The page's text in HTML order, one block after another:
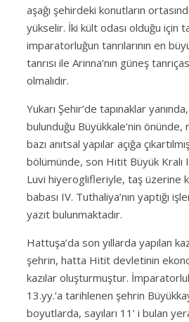
aşağı şehirdeki konutların
yükselir. İki kült odası olduğu için
imparatorluğun tanrılarının en
tanrısı ile Arinna’nın güneş
olmalıdır.
Yukarı Şehir’de tapınaklar
bulunduğu Büyükkale’nin önünde,
bazı anıtsal yapılar açığa
bölümünde, son Hitit Büyük Kralı
Luvi hiyeroglifleriyle, taş üzerine
babası IV. Tuthaliya’nın yaptığı
yazıt bulunmaktadır.
Hattuşa’da son yıllarda yapılan
şehrin, hatta Hitit devletinin
kazılar oluşturmuştur.
13.yy.’a tarihlenen şehrin
boyutlarda, sayıları 11’ i bulan